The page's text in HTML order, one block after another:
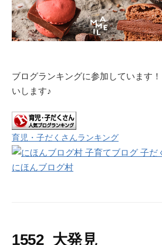
ブログランキングに参加しています
いします♪
育児・子だくさんランキング
にほんブログ村
1552_大発見